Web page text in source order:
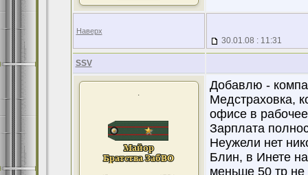
Наверх
30.01.08 : 11:31
SSV
.
Добавлю -
Медстраховка,
офисе в
Зарплата
Неужели нет
Блин, в Инете
меньше 50 тр не